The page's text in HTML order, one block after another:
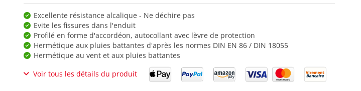
Excellente résistance alcalique - Ne déchire pas
Evite les fissures dans l'enduit
Profilé en forme d'accordéon, autocollant avec lèvre de protection
Hermétique aux pluies battantes d'après les normes DIN EN 86 / DIN 18055
Hermétique au vent et aux pluies battantes
Voir tous les détails du produit